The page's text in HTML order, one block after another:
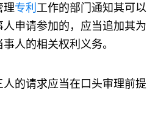
理专利 工作的部门通知其可以
申请参加的，应当追加其为
人的相关权利义务。
的请求应当在口头审理前提